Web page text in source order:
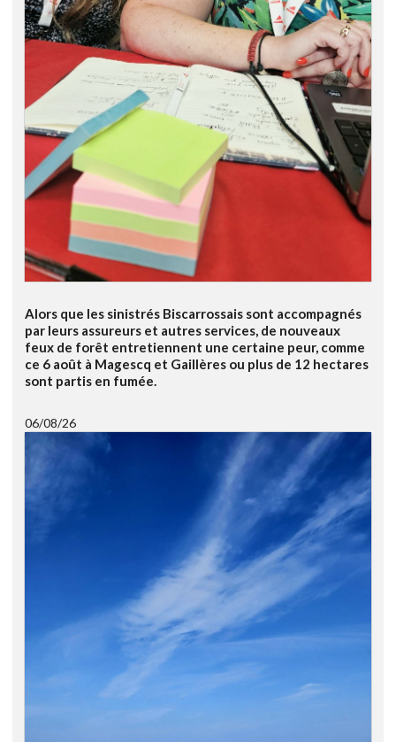
Alors que les sinistrés Biscarrossais sont accompagnés
par leurs assureurs et autres services, de nouveaux
feux de forêt entretiennent une certaine peur, comme
ce 6 août à Magescq et Gaillères ou plus de 12 hectares
sont partis en fumée.
06/08/26